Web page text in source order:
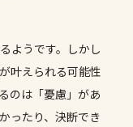
ようです。しかし
叶えられる可能性
のは「憂慮」があ
ったり、決断でき